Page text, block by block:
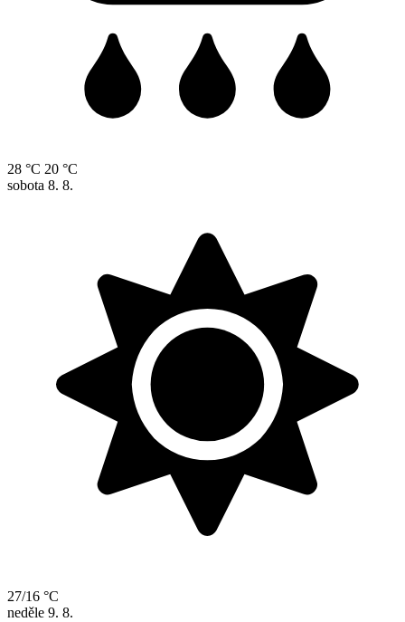
28 °C 20 °C
sobota 8. 8.
27/16 °C
neděle 9. 8.